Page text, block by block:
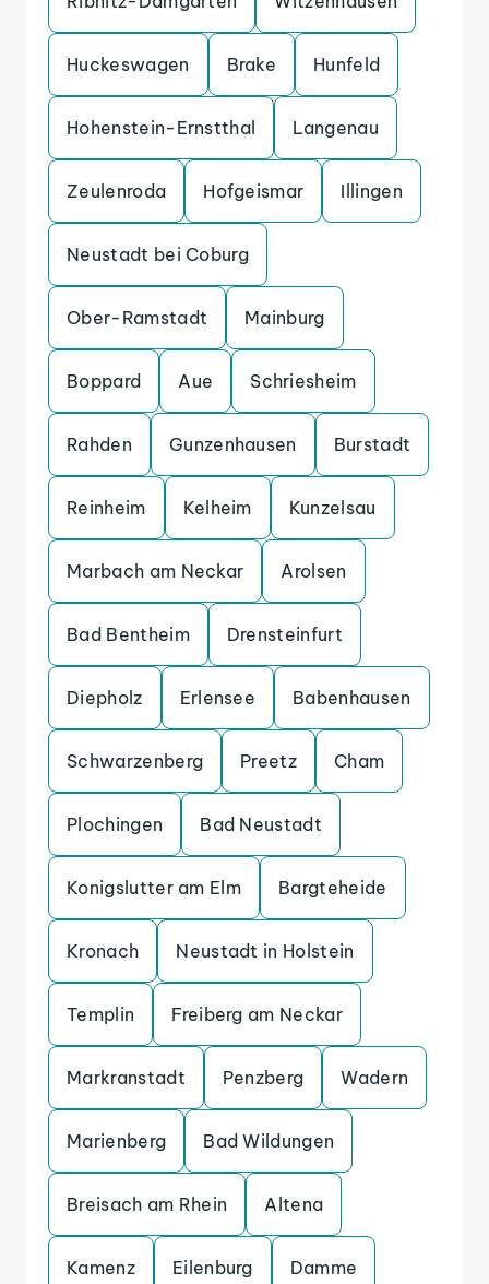
Huckeswagen Brake Hunfeld
Hohenstein-Ernstthal Langenau
Zeulenroda Hofgeismar Illingen
Neustadt bei Coburg
Ober-Ramstadt Mainburg
Boppard Aue Schriesheim
Rahden Gunzenhausen Burstadt
Reinheim Kelheim Kunzelsau
Marbach am Neckar Arolsen
Bad Bentheim Drensteinfurt
Diepholz Erlensee Babenhausen
Schwarzenberg Preetz Cham
Plochingen Bad Neustadt
Konigslutter am Elm Bargteheide
Kronach Neustadt in Holstein
Templin Freiberg am Neckar
Markranstadt Penzberg Wadern
Marienberg Bad Wildungen
Breisach am Rhein Altena
Kamenz Eilenburg Damme